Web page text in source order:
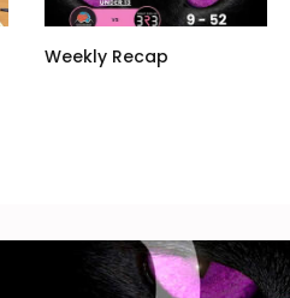
Weekly Recap